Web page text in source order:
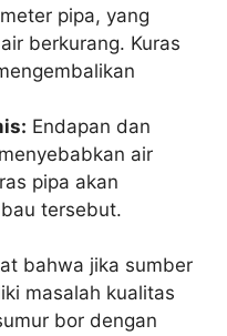
pipa, yang
berkurang. Kuras
Endapan dan
air
pipa akan
tersebut.
bahwa jika sumber
masalah kualitas
bor dengan